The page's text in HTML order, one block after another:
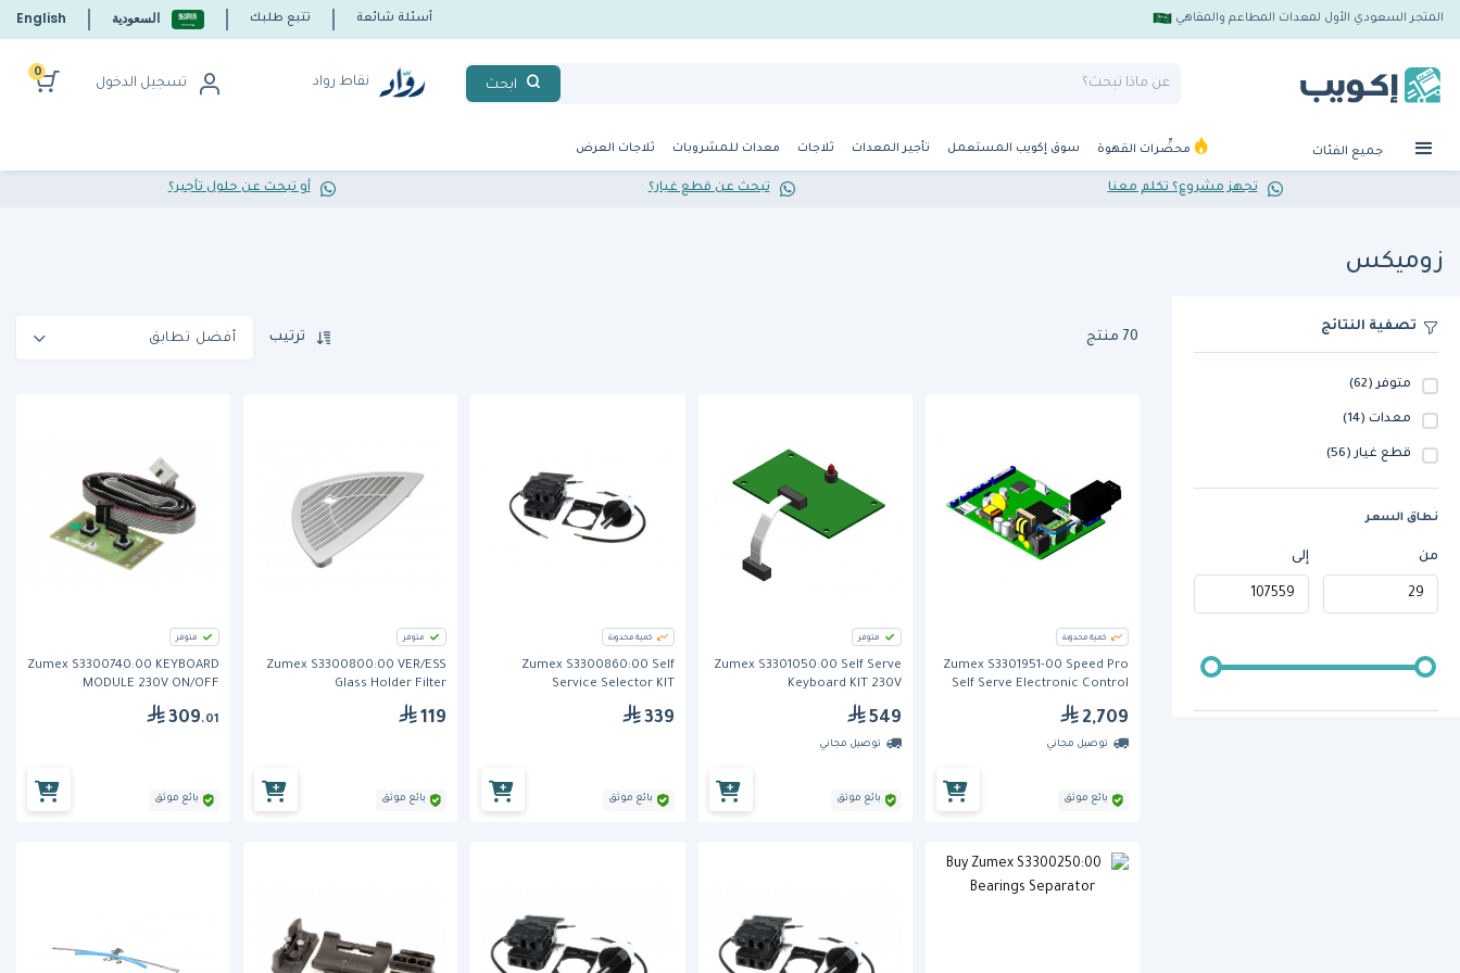
المتجر السعودي الأول لمعدات المطاعم والمقاهي أسئلة شائعة تتبع طلبك السعودية English
ابحث نقاط رواد تسجيل الدخول
0
جميع الفئات محضِّرات القهوة سوق إكويب المستعمل تأجير المعدات ثلاجات معدات للمشروبات ثلاجات العرض
تجهز مشروع؟ تكلم معنا تبحث عن قطع غيار؟ أو تبحث عن حلول تأجير؟
زوميكس
تصفية النتائج
متوفر(62)
معدات (14)
قطع غيار(56)
نطاق السعر
من إلى
70 منتج ترتيب أفضل تطابق
كمية محدودة
Zumex S3301951-00 Speed Pro
Self Serve Electronic Control
2,709
توصيل مجاني
بائع موثق
متوفر
Zumex S3301050:00 Self Serve
Keyboard KIT 230V
549
توصيل مجاني
بائع موثق
كمية محدودة
Zumex S3300860:00 Self
Service Selector KIT
339
بائع موثق
متوفر
Zumex S3300800:00 VER/ESS
Glass Holder Filter
119
بائع موثق
متوفر
Zumex S3300740:00 KEYBOARD
MODULE 230V ON/OFF
309.01
بائع موثق